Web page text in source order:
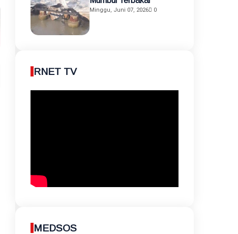
Minggu, Juni 07, 2026 0
RNET TV
MEDSOS